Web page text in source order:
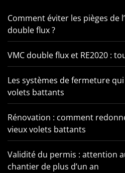
Comment éviter les pièges de
double flux ?
VMC double flux et RE2020 :
Les systèmes de fermeture
volets battants
Rénovation : comment
vieux volets battants
Validité du permis : attention
chantier de plus d’un an